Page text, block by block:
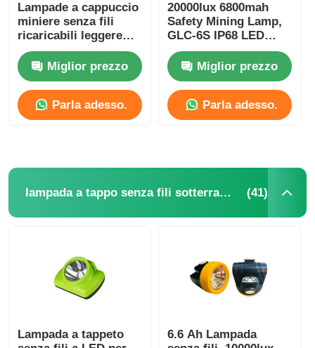
Lampade a cappuccio
miniere senza fili
ricaricabili leggere
5000lux 3.7V 2.6Ah
IP67 Miglior prezzo
Parla adesso.
20000lux 6800mah
Safety Mining Lamp,
GLC-6S IP68 LED
Miner Helmet Lamp
Miglior prezzo
Parla adesso.
lampada a tappo senza fili sotterranea (41)
Lampada a tappeto
6.6 Ah Lampada